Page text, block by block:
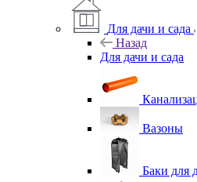
Для дачи и сада
Назад
Для дачи и сада
Вазоны
Баки для